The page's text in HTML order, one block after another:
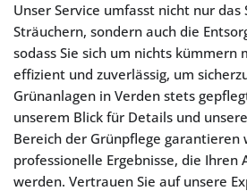
Unser Service umfasst nicht nur das
Sträuchern, sondern auch die
sodass Sie sich um nichts kümmern
effizient und zuverlässig, um
Grünanlagen in Verden stets
unserem Blick für Details und
Bereich der Grünpflege garantieren
professionelle Ergebnisse, die Ihren
werden. Vertrauen Sie auf unsere